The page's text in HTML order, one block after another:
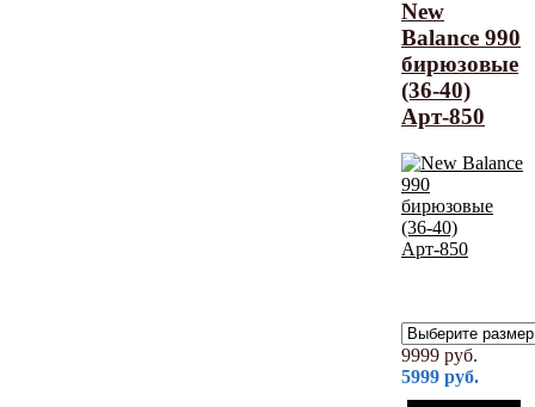
New
Balance 990
бирюзовые
(36-40)
Арт-850
9999 руб.
5999 руб.